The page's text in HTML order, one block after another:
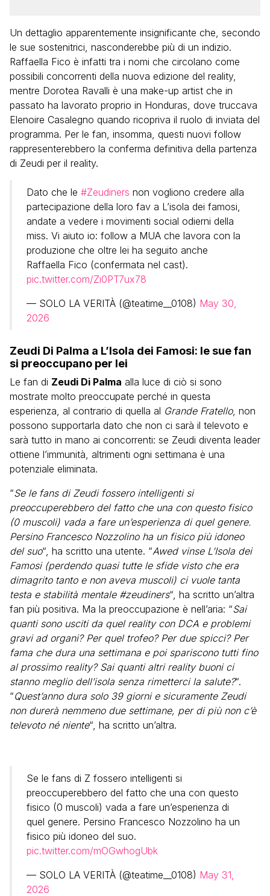
Un dettaglio apparentemente insignificante che, secondo
le sue sostenitrici, nasconderebbe più di un indizio.
Raffaella Fico è infatti tra i nomi che circolano come
possibili concorrenti della nuova edizione del reality,
mentre Dorotea Ravalli è una make-up artist che in
passato ha lavorato proprio in Honduras, dove truccava
Elenoire Casalegno quando ricopriva il ruolo di inviata del
programma. Per le fan, insomma, questi nuovi follow
rappresenterebbero la conferma definitiva della partenza
di Zeudi per il reality.
Dato che le #Zeudiners non vogliono credere alla
partecipazione della loro fav a L’isola dei famosi,
andate a vedere i movimenti social odierni della
miss. Vi aiuto io: follow a MUA che lavora con la
produzione che oltre lei ha seguito anche
Raffaella Fico (confermata nel cast).
pic.twitter.com/Zi0PT7ux78
— SOLO LA VERITÀ (@teatime__0108) May 30,
2026
Zeudi Di Palma a L’Isola dei Famosi: le sue fan
si preoccupano per lei
Le fan di Zeudi Di Palma alla luce di ciò si sono
mostrate molto preoccupate perché in questa
esperienza, al contrario di quella al Grande Fratello, non
possono supportarla dato che non ci sarà il televoto e
sarà tutto in mano ai concorrenti: se Zeudi diventa leader
ottiene l’immunità, altrimenti ogni settimana è una
potenziale eliminata.
“Se le fans di Zeudi fossero intelligenti si
preoccuperebbero del fatto che una con questo fisico
(0 muscoli) vada a fare un’esperienza di quel genere.
Persino Francesco Nozzolino ha un fisico più idoneo
del suo“, ha scritto una utente. “Awed vinse L’Isola dei
Famosi (perdendo quasi tutte le sfide visto che era
dimagrito tanto e non aveva muscoli) ci vuole tanta
testa e stabilità mentale #zeudiners“, ha scritto un’altra
fan più positiva. Ma la preoccupazione è nell’aria: “Sai
quanti sono usciti da quel reality con DCA e problemi
gravi ad organi? Per quel trofeo? Per due spicci? Per
fama che dura una settimana e poi spariscono tutti fino
al prossimo reality? Sai quanti altri reality buoni ci
stanno meglio dell’isola senza rimetterci la salute?“.
“Quest’anno dura solo 39 giorni e sicuramente Zeudi
non durerà nemmeno due settimane, per di più non c’è
televoto né niente“, ha scritto un’altra.
Se le fans di Z fossero intelligenti si
preoccuperebbero del fatto che una con questo
fisico (0 muscoli) vada a fare un’esperienza di
quel genere. Persino Francesco Nozzolino ha un
fisico più idoneo del suo.
pic.twitter.com/mOGwhogUbk
— SOLO LA VERITÀ (@teatime__0108) May 31,
2026